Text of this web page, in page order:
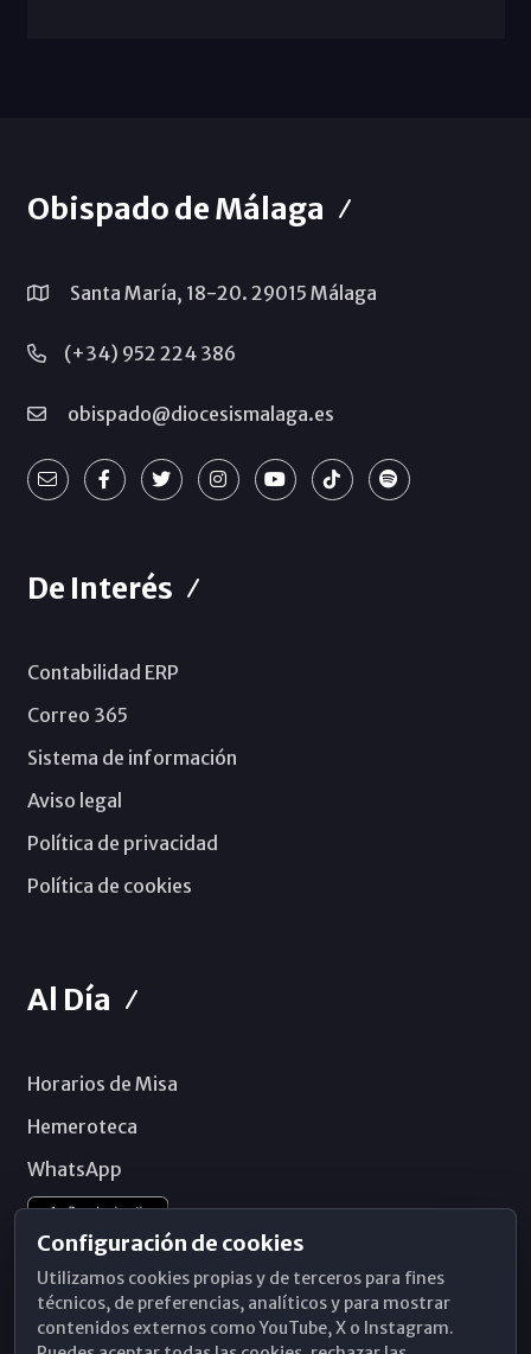
Obispado de Málaga
Santa María, 18-20. 29015 Málaga
(+34) 952 224 386
obispado@diocesismalaga.es
De Interés
Contabilidad ERP
Correo 365
Sistema de información
Aviso legal
Política de privacidad
Política de cookies
Al Día
Horarios de Misa
Hemeroteca
WhatsApp
Configuración de cookies
Utilizamos cookies propias y de terceros para fines
técnicos, de preferencias, analíticos y para mostrar
contenidos externos como YouTube, X o Instagram.